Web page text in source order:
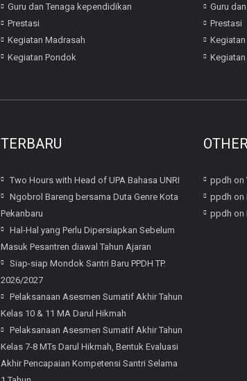
Guru dan Tenaga kependidikan
Prestasi
Kegiatan Madrasah
Kegiatan Pondok
Guru
Prestasi
TERBARU
Two Hours with Head of UPA Bahasa UNRI
Ngobrol Bareng bersama Duta Genre Kota
Pekanbaru
Hal-Hal yang Perlu Dipersiapkan Sebelum
Masuk Pesantren diawal Tahun Ajaran
Siap-siap Mondok Santri Baru PPDH TP.
2026/2027
Pelaksanaan Asesmen Sumatif Akhir Tahun
Kelas 10 & 11 MA Darul Hikmah
Pelaksanaan Asesmen Sumatif Akhir Tahun
Kelas 7-8 MTs Darul Hikmah, Bentuk Evaluasi
Akhir Pencapaian Kompetensi Santri Selama
ppdh on
ppdh on
ppdh on